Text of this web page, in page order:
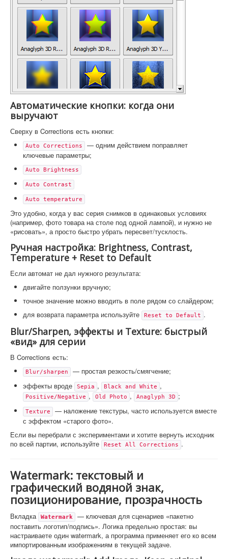
Автоматические кнопки: когда они
выручают
Сверху в Corrections есть кнопки:
Auto Corrections
— одним действием поправляет
ключевые параметры;
Auto Brightness
Auto Contrast
Auto temperature
Это удобно, когда у вас серия снимков в одинаковых условиях
(например, фото товара на столе под одной лампой), и нужно не
«рисовать», а просто быстро убрать пересвет/тусклость.
Ручная настройка: Brightness, Contrast,
Temperature + Reset to Default
Если автомат не дал нужного результата:
двигайте ползунки вручную;
точное значение можно вводить в поле рядом со слайдером;
для возврата параметра используйте
Reset to Default .
Blur/Sharpen, эффекты и Texture: быстрый
«вид» для серии
В Corrections есть:
Blur/sharpen
— простая резкость/смягчение;
эффекты вроде
Sepia , Black and White ,
Positive/Negative , Old Photo , Anaglyph 3D ;
Texture
— наложение текстуры, часто используется вместе
с эффектом «старого фото».
Если вы перебрали с экспериментами и хотите вернуть исходник
по всей партии, используйте
Reset All Corrections .
Watermark: текстовый и
графический водяной знак,
позиционирование, прозрачность
Вкладка Watermark
— ключевая для сценариев «пакетно
поставить логотип/подпись». Логика предельно простая: вы
настраиваете один watermark, а программа применяет его ко всем
импортированным изображениям в текущей задаче.